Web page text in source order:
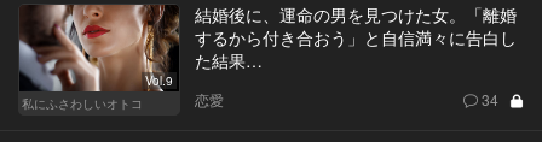
Vol.9
私にふさわしいオトコ
結婚後に、運命の男を見つけた女。「離婚
するから付き合おう」と自信満々に告白し
た結果…
恋愛 34